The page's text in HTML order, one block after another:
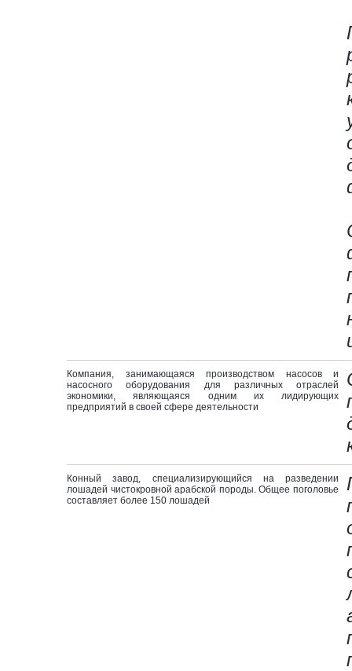
Компания, занимающаяся производством насосов и
насосного оборудования для различных отраслей
экономики, являющаяся одним их лидирующих
предприятий в своей сфере деятельности
Конный завод, специализирующийся на разведении
лошадей чистокровной арабской породы. Общее поголовье
составляет более 150 лошадей